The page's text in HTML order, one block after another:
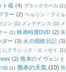
ト蔵 (4) ブラックラベル (1)
ラー (2) ベルリン・フィル
ジン (1) メンテナンス (1) メ
ー (1) 映画特選DVD (2) 英
ダー (3) 火の国姫日記 (3)
にクラシック・エッセイ (1)
(2) 熊本のイヴェント
朝 (1) 熊本の天気 (10) 熊